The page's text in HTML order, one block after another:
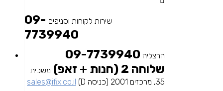
שירות לקוחות וסניפים 09-
7739940
הרצליה 09-7739940
שלוחה 2 (חנות + זאפ)
משכית
35, מרכזים 2001 (כניסה D)
sales@ifix.co.il